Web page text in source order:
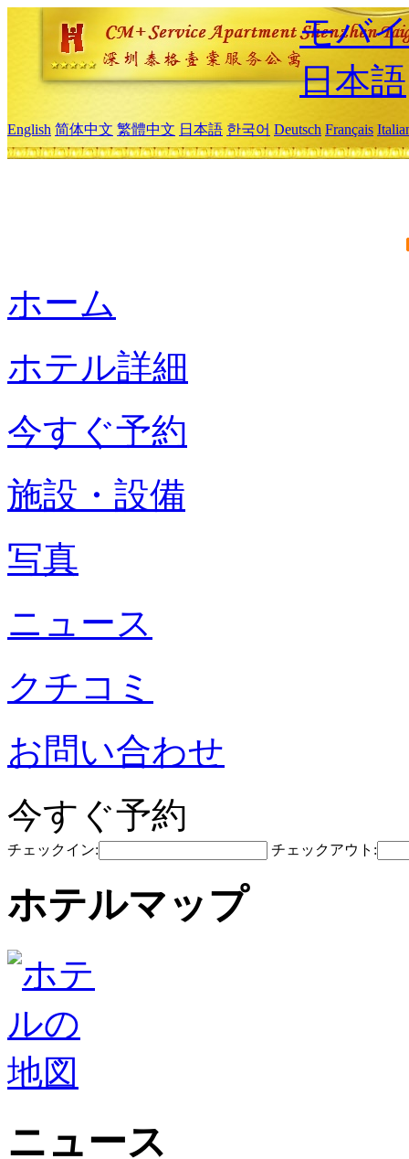
モバ
日本語
English 简体中文 繁體中文 日本語 한국어 Deutsch Français
ホーム
ホテル詳細
今すぐ予約
施設・設備
写真
ニュース
クチコミ
お問い合わせ
今すぐ予約
チェックイン: チェックアウト:
ホテルマップ
ニュース